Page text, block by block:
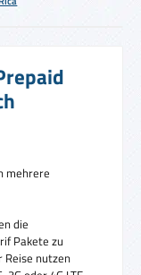
mehrere
die
Pakete zu
Reise nutzen